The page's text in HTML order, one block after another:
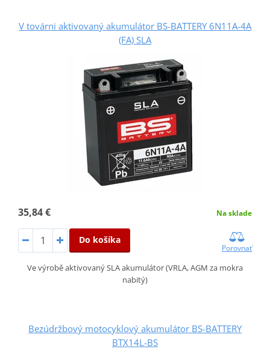
V továrni aktivovaný akumulátor BS-BATTERY 6N11A-4A
(FA) SLA
35,84 € Na sklade
Do košíka
Porovnať
Ve výrobě aktivovaný SLA akumulátor (VRLA, AGM za mokra
nabitý)
Bezúdržbový motocyklový akumulátor BS-BATTERY
BTX14L-BS